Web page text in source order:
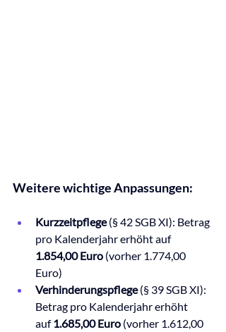
Weitere wichtige Anpassungen:
Kurzzeitpflege (§ 42 SGB XI): Betrag
pro Kalenderjahr erhöht auf
1.854,00 Euro (vorher 1.774,00
Euro)
Verhinderungspflege (§ 39 SGB XI):
Betrag pro Kalenderjahr erhöht
auf 1.685,00 Euro (vorher 1.612,00